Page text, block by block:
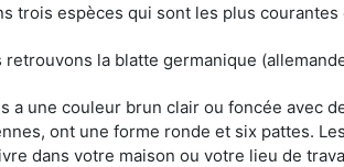
trois espèces qui sont les plus
retrouvons la blatte germanique
a une couleur brun clair ou foncée avec
ont une forme ronde et six pattes.
dans votre maison ou votre lieu de